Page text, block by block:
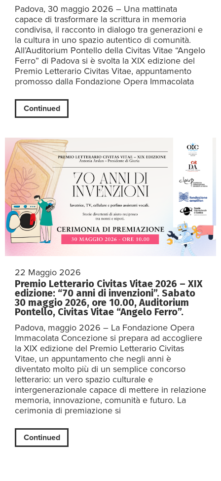
Padova, 30 maggio 2026 – Una mattinata
capace di trasformare la scrittura in memoria
condivisa, il racconto in dialogo tra generazioni e
la cultura in uno spazio autentico di comunità.
All’Auditorium Pontello della Civitas Vitae “Angelo
Ferro” di Padova si è svolta la XIX edizione del
Premio Letterario Civitas Vitae, appuntamento
promosso dalla Fondazione Opera Immacolata
Continued
22 Maggio 2026
Premio Letterario Civitas Vitae 2026 – XIX
edizione: “70 anni di invenzioni”. Sabato
30 maggio 2026, ore 10.00, Auditorium
Pontello, Civitas Vitae “Angelo Ferro”.
Padova, maggio 2026 – La Fondazione Opera
Immacolata Concezione si prepara ad accogliere
la XIX edizione del Premio Letterario Civitas
Vitae, un appuntamento che negli anni è
diventato molto più di un semplice concorso
letterario: un vero spazio culturale e
intergenerazionale capace di mettere in relazione
memoria, innovazione, comunità e futuro. La
cerimonia di premiazione si
Continued